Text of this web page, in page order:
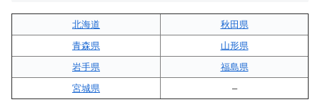
北海道
秋田県
青森県
山形県
岩手県
福島県
宮城県
–